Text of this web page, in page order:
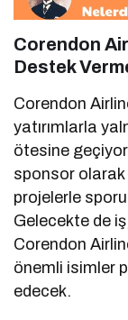
Corendon
Destek
Corendon
yatırımlarla
ötesine
sponsor olarak
projelerle
Gelecekte de
Corendon
önemli isimler
edecek.